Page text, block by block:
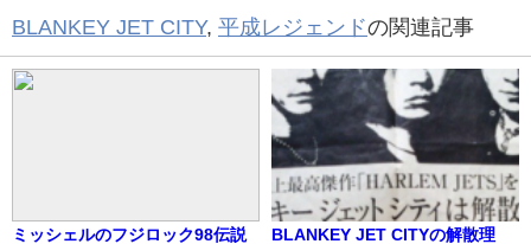
BLANKEY JET CITY, 平成レジェンドの関連記事
ミッシェルのフジロック98伝説
BLANKEY JET CITYの解散理